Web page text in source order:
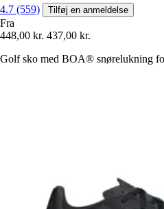
4.7 (559) Tilføj en anmeldelse
Fra
448,00 kr. 437,00 kr.
Golf sko med BOA® snørelukning